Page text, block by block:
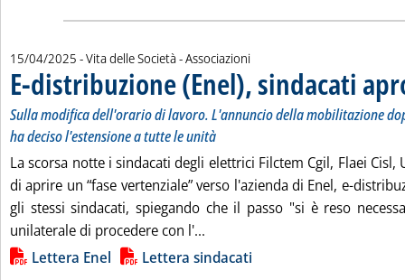
15/04/2025 - Vita delle Società - Associazioni
E-distribuzione (Enel), sindacati
Sulla modifica dell'orario di lavoro. L'annuncio della mobilitazione
ha deciso l'estensione a tutte le unità
La scorsa notte i sindacati degli elettrici Filctem Cgil, Flaei Cisl,
di aprire un “fase vertenziale” verso l'azienda di Enel, e-
gli stessi sindacati, spiegando che il passo "si è reso
unilaterale di procedere con l'...
Lista allegati PDF alla notizia
Lettera Enel Lettera sindacati